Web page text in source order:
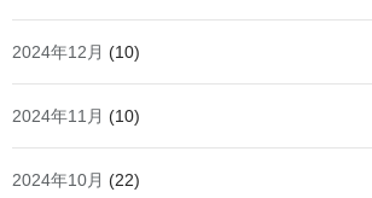
2024年12月 (10)
2024年11月 (10)
2024年10月 (22)